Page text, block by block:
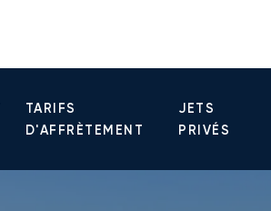
TARIFS
D'AFFRÈTEMENT
JETS
PRIVÉS